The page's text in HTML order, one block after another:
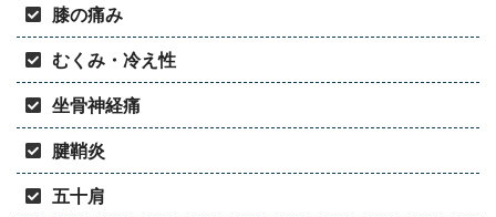
膝の痛み
むくみ・冷え性
坐骨神経痛
腱鞘炎
五十肩